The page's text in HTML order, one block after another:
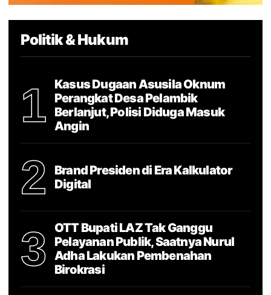
Politik & Hukum
1
Kasus Dugaan Asusila Oknum
Perangkat Desa Pelambik
Berlanjut, Polisi Diduga Masuk
Angin
2
Brand Presiden di Era Kalkulator
Digital
3
OTT Bupati LAZ Tak Ganggu
Pelayanan Publik, Saatnya Nurul
Adha Lakukan Pembenahan
Birokrasi